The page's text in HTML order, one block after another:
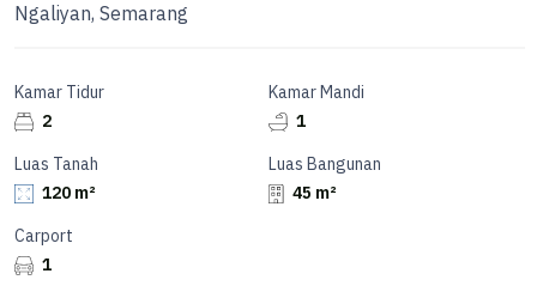
Ngaliyan, Semarang
Kamar Tidur
2
Kamar Mandi
1
Luas Tanah
120 m²
Luas Bangunan
45 m²
Carport
1